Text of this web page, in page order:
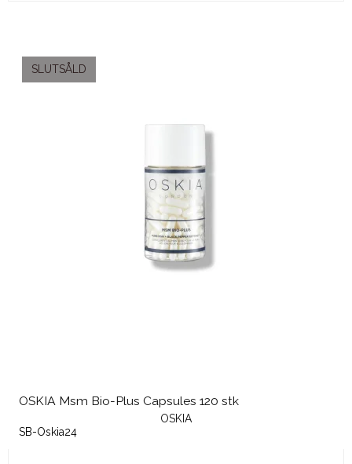
SLUTSÅLD
OSKIA Msm Bio-Plus Capsules 120 stk
OSKIA
SB-Oskia24